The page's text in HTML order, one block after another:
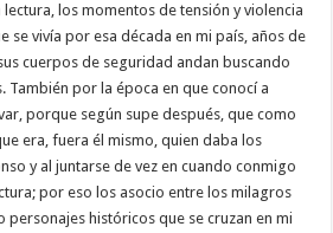
lectura, los momentos de tensión y violencia
se vivía por esa década en mi país, años de
cuerpos de seguridad andan buscando
También por la época en que conocí a
porque según supe después, que como
era, fuera él mismo, quien daba los
y al juntarse de vez en cuando conmigo
por eso los asocio entre los milagros
personajes históricos que se cruzan en mi